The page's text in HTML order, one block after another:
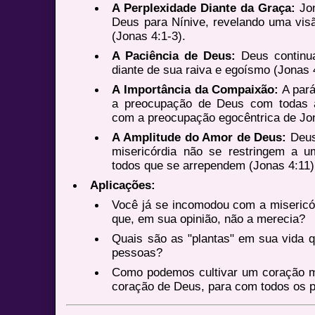
A Perplexidade Diante da Graça:
Deus para Nínive, revelando uma
(Jonas 4:1-3).
A Paciência de Deus: Deus
diante de sua raiva e egoísmo (Jonas
A Importância da Compaixão: A
a preocupação de Deus com todas
com a preocupação egocêntrica de
A Amplitude do Amor de Deus:
misericórdia não se restringem a
todos que se arrependem (Jonas
Aplicações:
Você já se incomodou com a
que, em sua opinião, não a merecia?
Quais são as "plantas" em sua vida
pessoas?
Como podemos cultivar um coração
coração de Deus, para com todos os